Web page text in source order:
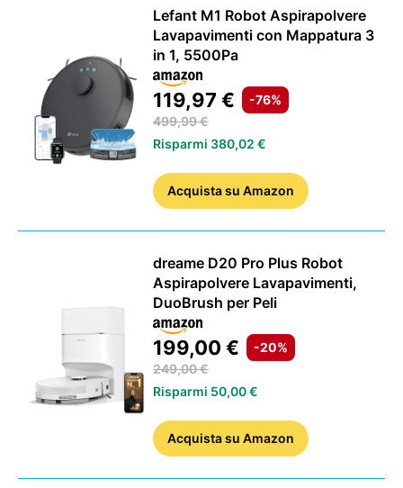
Lefant M1 Robot Aspirapolvere
Lavapavimenti con Mappatura 3
in 1, 5500Pa
119,97 €
-76%
499,99 €
Risparmi 380,02 €
Acquistasu Amazon
dreame D20 Pro Plus Robot
Aspirapolvere Lavapavimenti,
DuoBrush per Peli
199,00 €
-20%
249,00 €
Risparmi 50,00 €
Acquistasu Amazon